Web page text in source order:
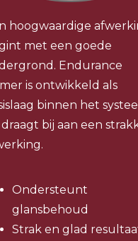
hoogwaardige
met een goede
Endurance
is ontwikkeld als
binnen het
bij aan een
Ondersteunt
glansbehoud
Strak en glad